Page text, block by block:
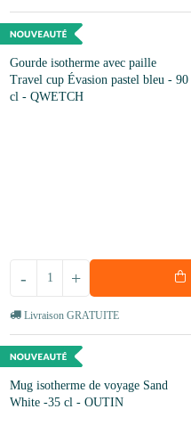
Gourde isotherme avec paille
Travel cup Évasion pastel bleu - 90
cl - QWETCH
+
-
Livraison GRATUITE
Mug isotherme de voyage Sand
White -35 cl - OUTIN